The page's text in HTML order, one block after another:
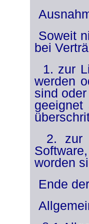
Soweit
bei
1. zur
werden
sind
geeignet
2. zur
worden
Ende